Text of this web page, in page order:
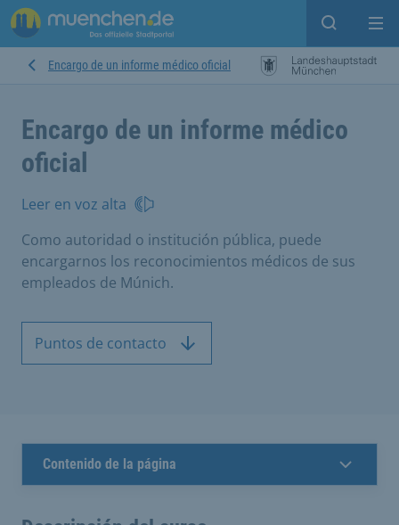
Open
Encargo de un informe médico oficial
Encargo de un informe médico
oficial
Leer en voz alta
Como autoridad o institución pública, puede
encargarnos los reconocimientos médicos de sus
empleados de Múnich.
Puntos de contacto
Contenido de la página